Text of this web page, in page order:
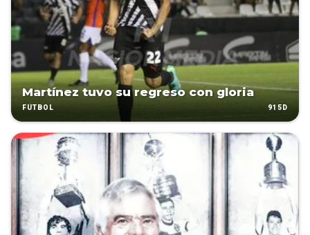
Martínez tuvo su regreso con gloria
FÚTBOL 915D